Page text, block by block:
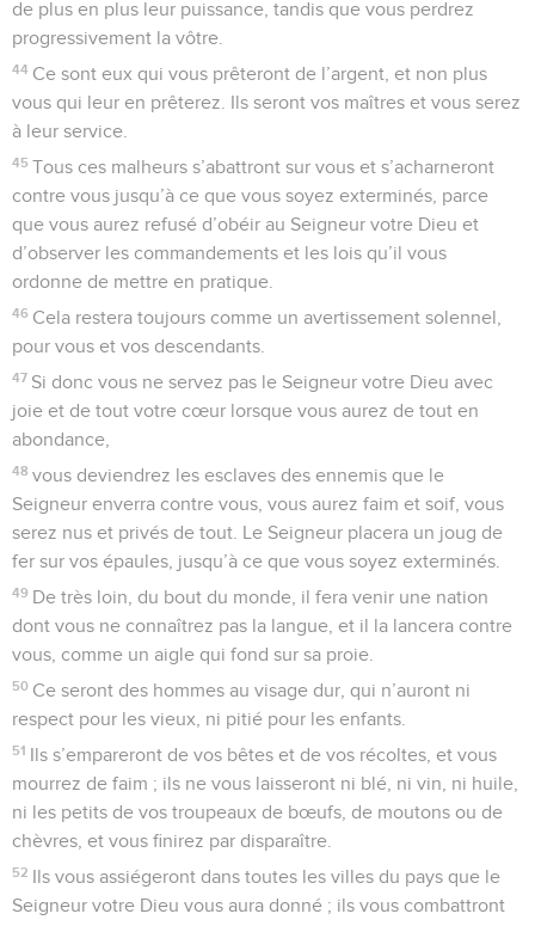
de plus en plus leur puissance, tandis que vous perdrez
progressivement la vôtre.
44 Ce sont eux qui vous prêteront de l’argent, et non plus
vous qui leur en prêterez. Ils seront vos maîtres et vous serez
à leur service.
45 Tous ces malheurs s’abattront sur vous et s’acharneront
contre vous jusqu’à ce que vous soyez exterminés, parce
que vous aurez refusé d’obéir au Seigneur votre Dieu et
d’observer les commandements et les lois qu’il vous
ordonne de mettre en pratique.
46 Cela restera toujours comme un avertissement solennel,
pour vous et vos descendants.
47 Si donc vous ne servez pas le Seigneur votre Dieu avec
joie et de tout votre cœur lorsque vous aurez de tout en
abondance,
48 vous deviendrez les esclaves des ennemis que le
Seigneur enverra contre vous, vous aurez faim et soif, vous
serez nus et privés de tout. Le Seigneur placera un joug de
fer sur vos épaules, jusqu’à ce que vous soyez exterminés.
49 De très loin, du bout du monde, il fera venir une nation
dont vous ne connaîtrez pas la langue, et il la lancera contre
vous, comme un aigle qui fond sur sa proie.
50 Ce seront des hommes au visage dur, qui n’auront ni
respect pour les vieux, ni pitié pour les enfants.
51 Ils s’empareront de vos bêtes et de vos récoltes, et vous
mourrez de faim ; ils ne vous laisseront ni blé, ni vin, ni huile,
ni les petits de vos troupeaux de bœufs, de moutons ou de
chèvres, et vous finirez par disparaître.
52 Ils vous assiégeront dans toutes les villes du pays que le
Seigneur votre Dieu vous aura donné ; ils vous combattront